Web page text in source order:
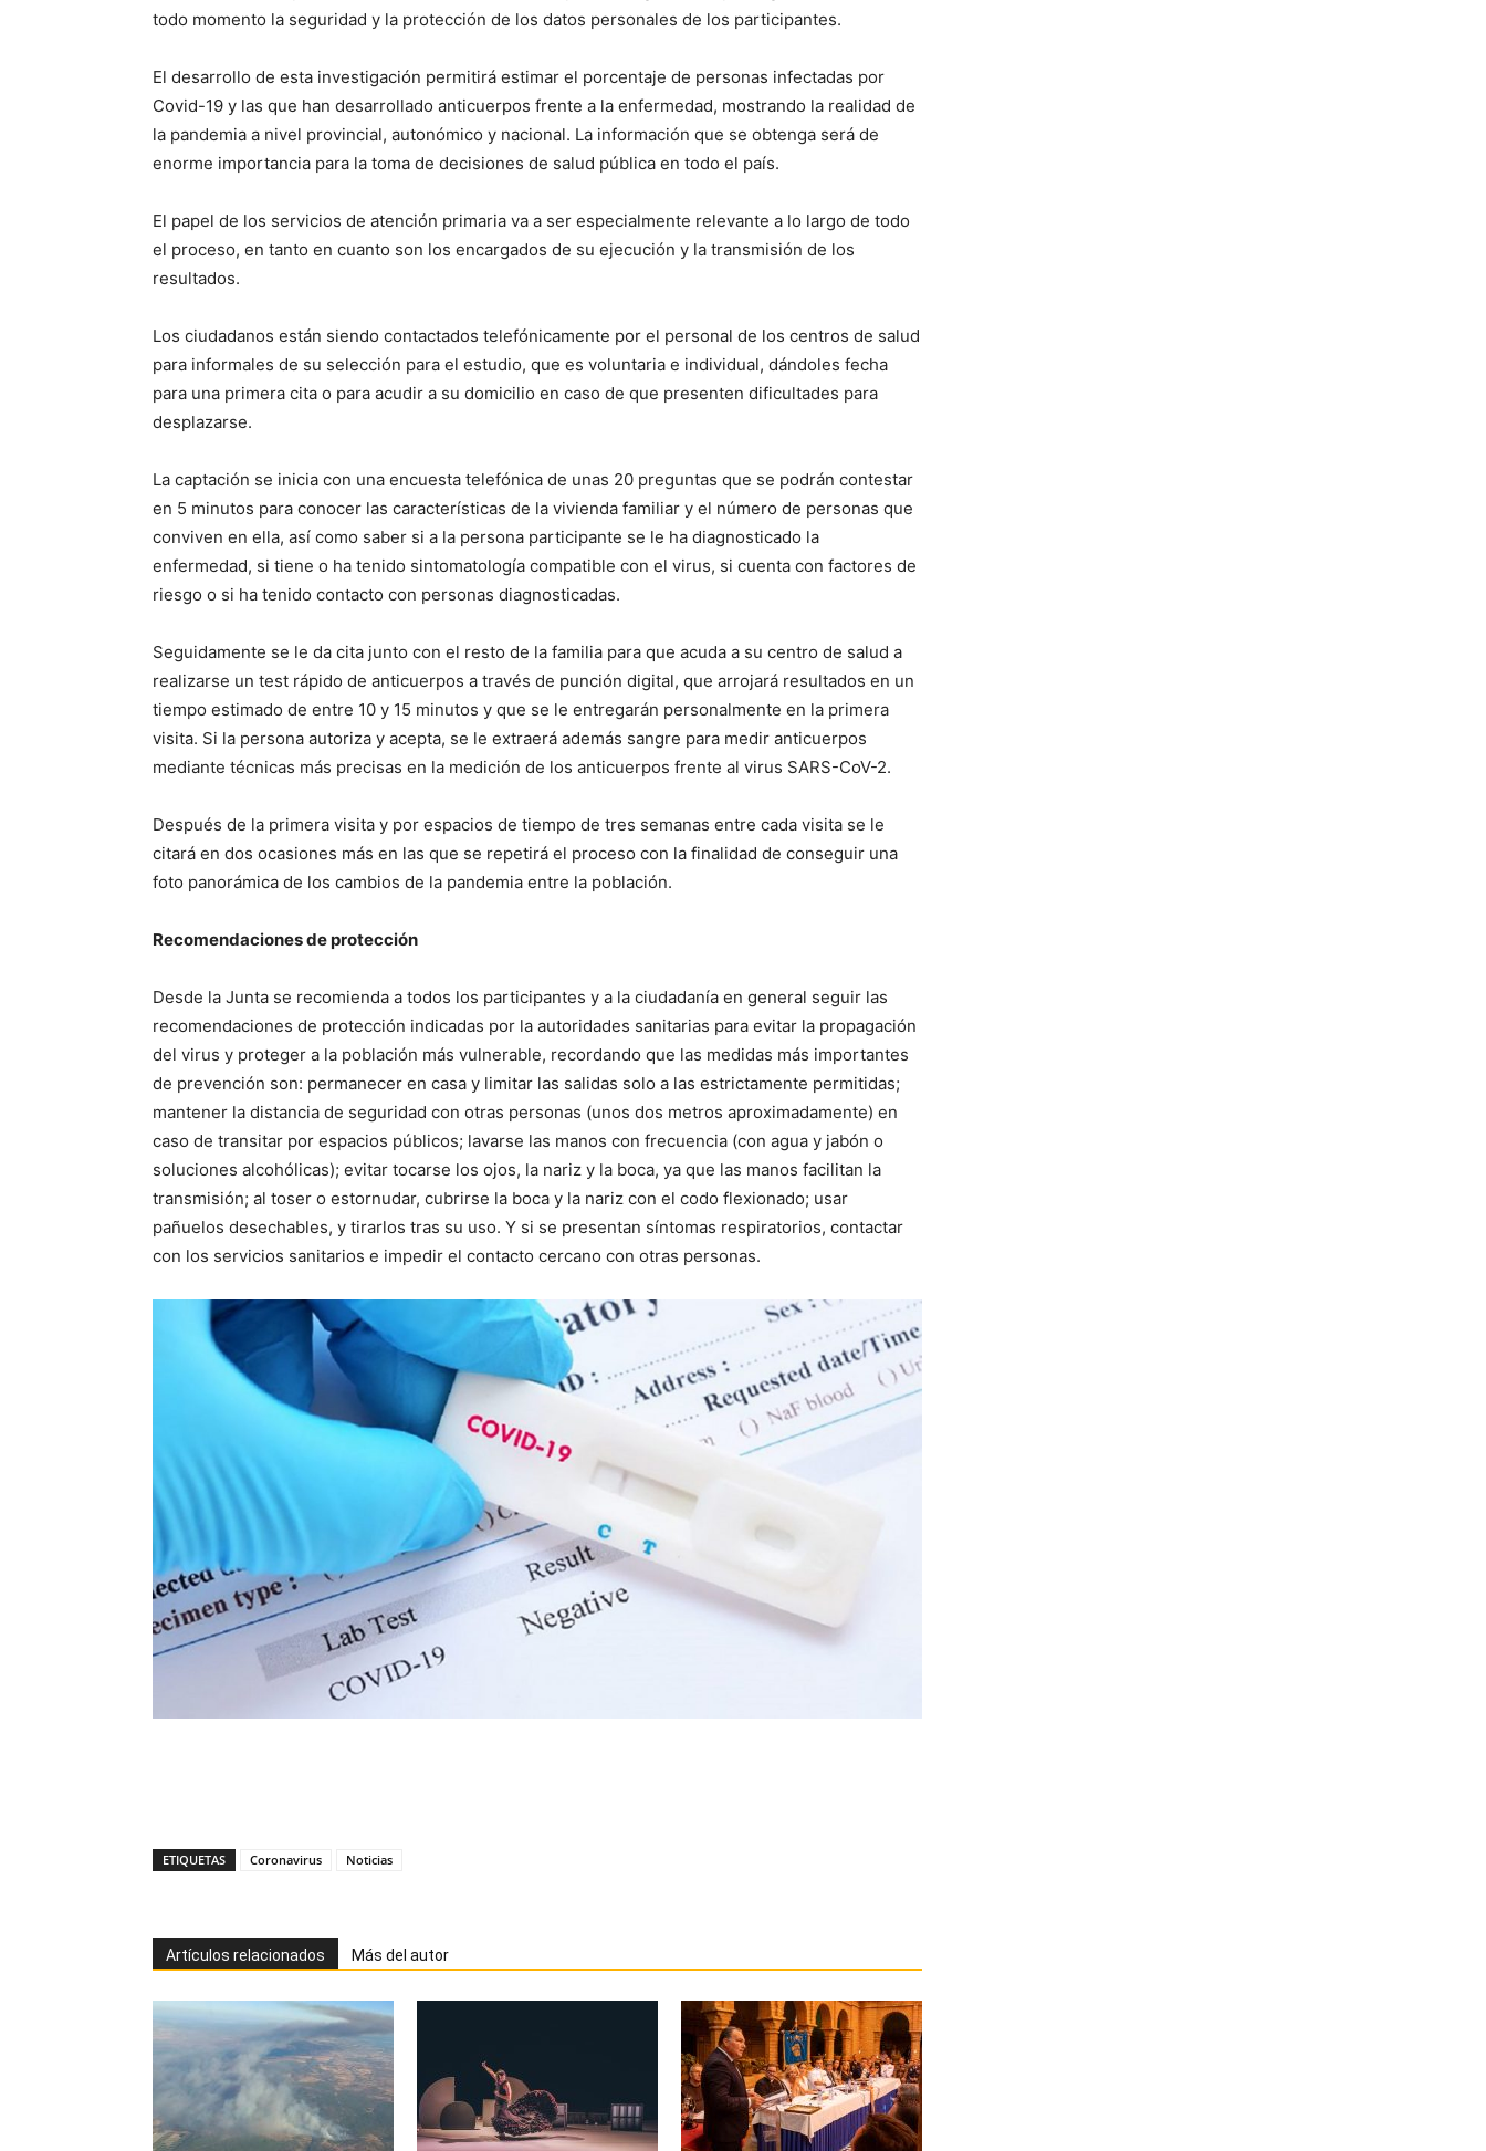
todo momento la seguridad y la protección de los datos personales de los participantes.
El desarrollo de esta investigación permitirá estimar el porcentaje de personas infectadas por
Covid-19 y las que han desarrollado anticuerpos frente a la enfermedad, mostrando la realidad de
la pandemia a nivel provincial, autonómico y nacional. La información que se obtenga será de
enorme importancia para la toma de decisiones de salud pública en todo el país.
El papel de los servicios de atención primaria va a ser especialmente relevante a lo largo de todo
el proceso, en tanto en cuanto son los encargados de su ejecución y la transmisión de los
resultados.
Los ciudadanos están siendo contactados telefónicamente por el personal de los centros de salud
para informales de su selección para el estudio, que es voluntaria e individual, dándoles fecha
para una primera cita o para acudir a su domicilio en caso de que presenten dificultades para
desplazarse.
La captación se inicia con una encuesta telefónica de unas 20 preguntas que se podrán contestar
en 5 minutos para conocer las características de la vivienda familiar y el número de personas que
conviven en ella, así como saber si a la persona participante se le ha diagnosticado la
enfermedad, si tiene o ha tenido sintomatología compatible con el virus, si cuenta con factores de
riesgo o si ha tenido contacto con personas diagnosticadas.
Seguidamente se le da cita junto con el resto de la familia para que acuda a su centro de salud a
realizarse un test rápido de anticuerpos a través de punción digital, que arrojará resultados en un
tiempo estimado de entre 10 y 15 minutos y que se le entregarán personalmente en la primera
visita. Si la persona autoriza y acepta, se le extraerá además sangre para medir anticuerpos
mediante técnicas más precisas en la medición de los anticuerpos frente al virus SARS-CoV-2.
Después de la primera visita y por espacios de tiempo de tres semanas entre cada visita se le
citará en dos ocasiones más en las que se repetirá el proceso con la finalidad de conseguir una
foto panorámica de los cambios de la pandemia entre la población.
Recomendaciones de protección
Desde la Junta se recomienda a todos los participantes y a la ciudadanía en general seguir las
recomendaciones de protección indicadas por la autoridades sanitarias para evitar la propagación
del virus y proteger a la población más vulnerable, recordando que las medidas más importantes
de prevención son: permanecer en casa y limitar las salidas solo a las estrictamente permitidas;
mantener la distancia de seguridad con otras personas (unos dos metros aproximadamente) en
caso de transitar por espacios públicos; lavarse las manos con frecuencia (con agua y jabón o
soluciones alcohólicas); evitar tocarse los ojos, la nariz y la boca, ya que las manos facilitan la
transmisión; al toser o estornudar, cubrirse la boca y la nariz con el codo flexionado; usar
pañuelos desechables, y tirarlos tras su uso. Y si se presentan síntomas respiratorios, contactar
con los servicios sanitarios e impedir el contacto cercano con otras personas.
ETIQUETAS Coronavirus Noticias
Artículos relacionados Más del autor